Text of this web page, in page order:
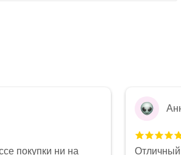
покупки ни на
Отличный